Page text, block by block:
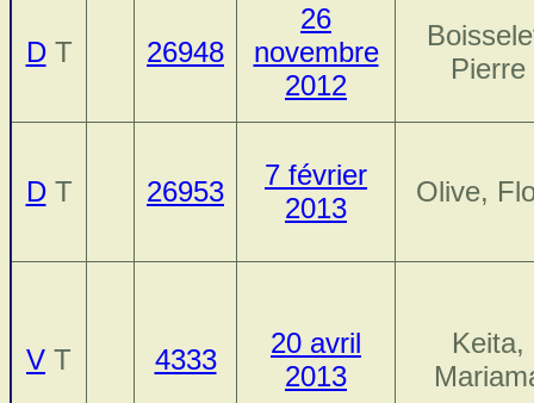
DT 26948
26
novembre
2012
Pierre
DT 26953
7 février
2013
Olive,
V T 4333
20 avril
2013
Keita,